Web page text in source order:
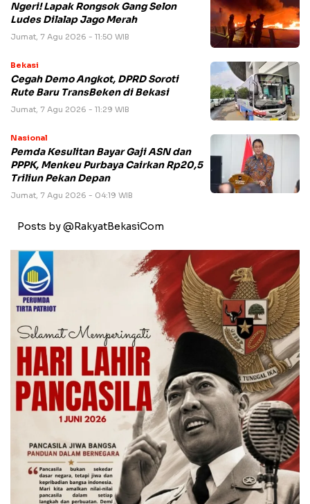
Ngeri! Lapak Rongsok Gang Selon
Ludes Dilalap Jago Merah
Jumat, 7 Agu 2026 - 11:50 WIB
Bekasi
Cegah Demo Angkot, DPRD Soroti
Rute Baru TransBeken di Bekasi
Jumat, 7 Agu 2026 - 11:29 WIB
Nasional
Pemda Kesulitan Bayar Gaji ASN dan
PPPK, Menkeu Purbaya Cairkan Rp20,5
Triliun Pekan Depan
Jumat, 7 Agu 2026 - 04:19 WIB
Posts by @RakyatBekasiCom